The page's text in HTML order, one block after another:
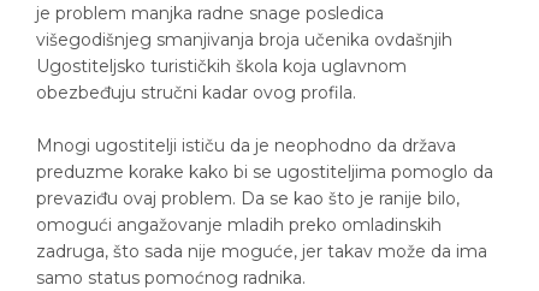
je problem manjka radne snage posledica
višegodišnjeg smanjivanja broja učenika ovdašnjih
Ugostiteljsko turističkih škola koja uglavnom
obezbeđuju stručni kadar ovog profila.
Mnogi ugostitelji ističu da je neophodno da država
preduzme korake kako bi se ugostiteljima pomoglo da
prevaziđu ovaj problem. Da se kao što je ranije bilo,
omogući angažovanje mladih preko omladinskih
zadruga, što sada nije moguće, jer takav može da ima
samo status pomoćnog radnika.